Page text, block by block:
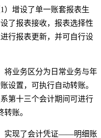
1）增设了单一账套报表生
了报表接收，报表选择性
行报表更新，并可自行设
将业务区分为日常业务与年
设置，可执行自动转账。
第十三个会计期间可进行
账。
实现了会计凭证——明细账